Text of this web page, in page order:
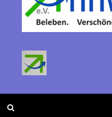
Zukunft